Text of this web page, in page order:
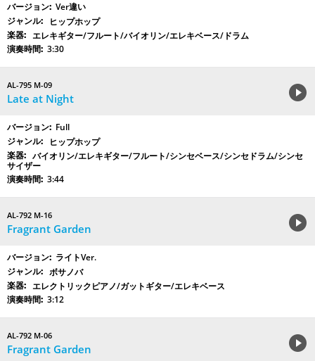
Ver違い
ヒップホップ
エレキギター/フルート/バイオリン/エレキベース/ドラム
3:30
AL-795 M-09
Late at Night
Full
ヒップホップ
バイオリン/エレキギター/フルート/シンセベース/シンセドラム/シンセ
サイザー
3:44
AL-792 M-16
Fragrant Garden
ライトVer.
ボサノバ
エレクトリックピアノ/ガットギター/エレキベース
3:12
AL-792 M-06
Fragrant Garden